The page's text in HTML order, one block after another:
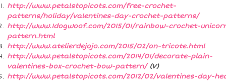
http://www.petalstopicots.com/free-crochet-
patterns/holiday/valentines-day-crochet-patterns/
http://www.1dogwoof.com/2015/01/rainbow-crochet-
pattern.html
http://www.atelierdejojo.com/2015/02/on-tricote.html
http://www.petalstopicots.com/2014/01/decorate-plain-
valentines-box-crochet-bow-pattern/(V)
http://www.petalstopicots.com/2012/02/valentines-day-